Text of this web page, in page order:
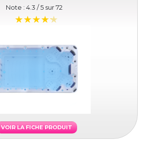
Note : 4.3 / 5 sur72
VOIR LA FICHE PRODUIT